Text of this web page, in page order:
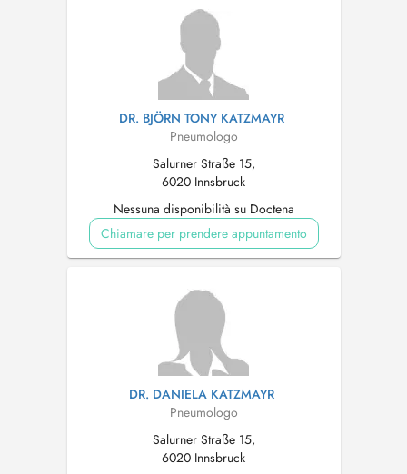
DR. BJÖRN TONY KATZMAYR
Pneumologo
Salurner Straße 15,
6020 Innsbruck
Nessuna disponibilità su Doctena
Chiamare per prendere appuntamento
DR. DANIELA KATZMAYR
Pneumologo
Salurner Straße 15,
6020 Innsbruck